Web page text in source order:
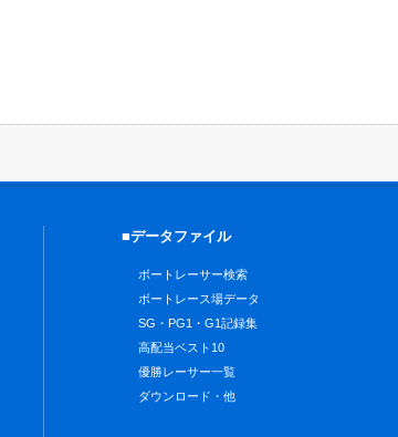
■データファイル
ボートレーサー検索
ボートレース場データ
SG・PG1・G1記録集
高配当ベスト10
優勝レーサー一覧
ダウンロード・他